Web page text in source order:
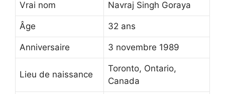
Vrai nom Navraj Singh Goraya
Âge 32 ans
Anniversaire 3 novembre 1989
Lieu de naissance
Toronto, Ontario,
Canada